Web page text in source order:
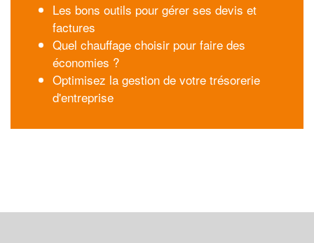
Les bons outils pour gérer ses devis et
factures
Quel chauffage choisir pour faire des
économies ?
Optimisez la gestion de votre trésorerie
d'entreprise